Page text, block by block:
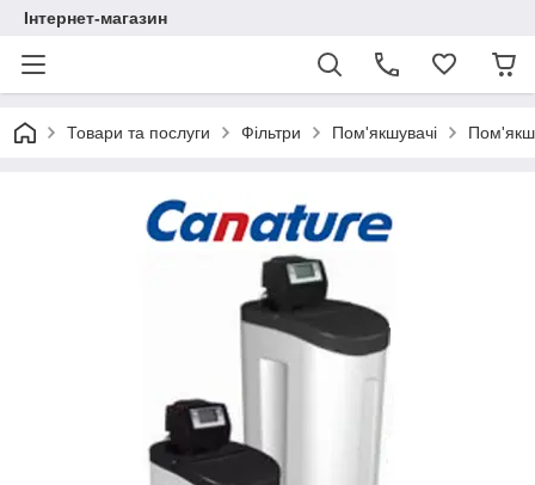
Інтернет-магазин
Товари та послуги Фільтри Пом'якшувачі